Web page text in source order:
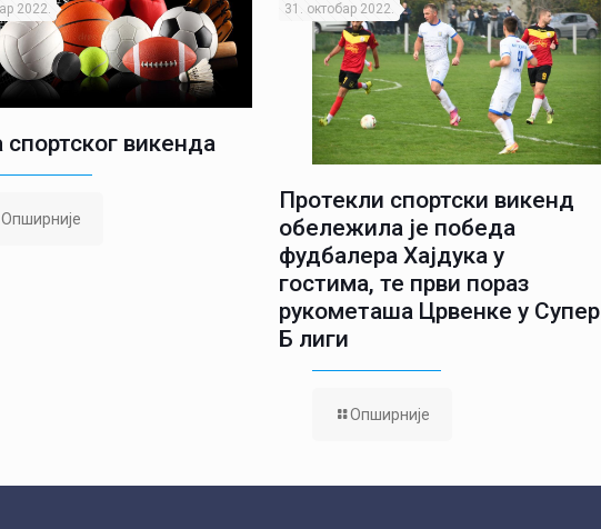
2022.
спортског викенда
Опширније
31. октобар 2022.
Протекли спортски викенд
обележила је победа
фудбалера Хајдука у
гостима, те први пораз
рукометаша Црвенке у Супер
Б лиги
Опширније